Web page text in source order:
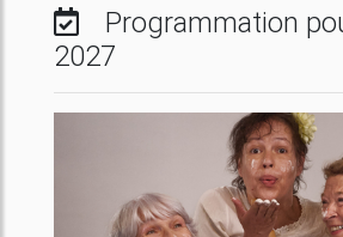
Programmation
2027